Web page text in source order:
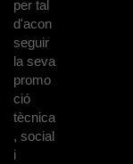
per tal
d'acon
seguir
la seva
promo
ció
tècnica
, social
i